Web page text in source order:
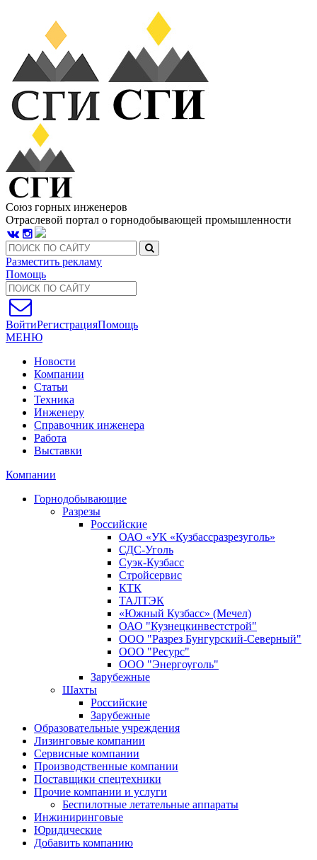
Союз горных инженеров
Отраслевой портал о горнодобывающей промышленности
Разместить рекламу
Помощь
ВойтиРегистрацияПомощь
МЕНЮ
Новости
Компании
Статьи
Техника
Инженеру
Справочник инженера
Работа
Выставки
Компании
Горнодобывающие
Разрезы
Российские
ОАО «УК «Кузбассразрезуголь»
СДС-Уголь
Суэк-Кузбасс
Стройсервис
КТК
ТАЛТЭК
«Южный Кузбасс» (Мечел)
ОАО "Кузнецкинвестстрой"
ООО "Разрез Бунгурский-Северный"
ООО "Ресурс"
ООО "Энергоуголь"
Зарубежные
Шахты
Российские
Зарубежные
Образовательные учреждения
Лизинговые компании
Сервисные компании
Производственные компании
Поставщики спецтехники
Прочие компании и услуги
Беспилотные летательные аппараты
Инжиниринговые
Юридические
Добавить компанию